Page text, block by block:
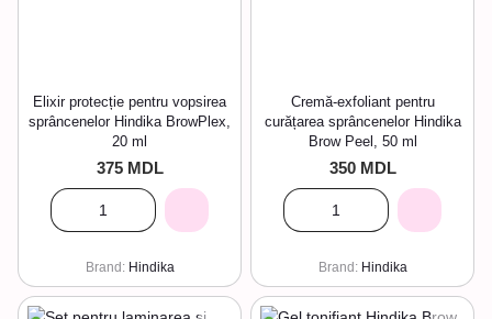
Elixir protecție pentru vopsirea
sprâncenelor Hindika BrowPlex,
20 ml
375 MDL
Brand Hindika
Cremă-exfoliant pentru
curățarea sprâncenelor Hindika
Brow Peel, 50 ml
350 MDL
Brand Hindika